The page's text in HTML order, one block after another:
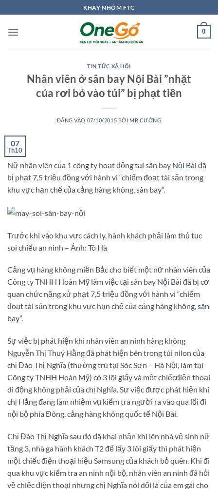
qua
nội
KHAY NHÔM FTC
0
TIN TỨC XÃ HỘI
Nhân viên ở sân bay Nội Bài ”nhặt
của rơi bỏ vào túi” bị phạt tiền
ĐĂNG VÀO 07/10/2015 BỞI MR CƯỜNG
07
Th10
Nữ nhân viên của 1 công ty hoạt động tại sân bay Nội Bài đã
bị phạt 7,5 triệu đồng với hành vi “chiếm đoạt tài sản trong
khu vực hạn chế của cảng hàng không, sân bay”.
Trước khi vào khu vực cách ly, hành khách phải làm thủ tục
soi chiếu an ninh – Ảnh: Tô Hà
Cảng vụ hàng không miền Bắc cho biết một nữ nhân viên của
Công ty TNHH Hoàn Mỹ làm việc tại sân bay Nội Bài đã bị cơ
quan chức năng xử phạt 7,5 triệu đồng với hành vi “chiếm
đoạt tài sản trong khu vực hạn chế của cảng hàng không,sân
bay”.
Sự việc bị phát hiện khi nhân viên an ninh hàng không
Nguyễn Thị Thuý Hằng đã phát hiện bên trong túi nilon của
chị Đào Thị Nghĩa (thường trú tại Sóc Sơn – Hà Nội, làm tại
Công ty TNHH Hoàn Mỹ) có 3 lõi giấy và một chiếcđiện thoại
di động không phải của chị Nghĩa. Sự việc được phát hiện khi
chị Hằng đang làm nhiệm vụ kiểm tra người ra vào qua lối đi
nội bộ phía Đông, cảng hàng không quốc tế Nội Bài.
Chị Đào Thị Nghĩa sau đó đã khai nhận khi lên nhà vệ sinh nữ
tầng 3, nhà ga hành khách T2 để lấy 3 lõi giấy thì phát hiện
một chiếc điện thoại hiệu Samsung của khách bỏ quên. Khi đi
qua khu vực kiểm tra an ninh nội bộ, nhân viên an ninh đã hỏi
về chiếc điện thoại nhưng chị Nghĩa nói dối là của em gái cho